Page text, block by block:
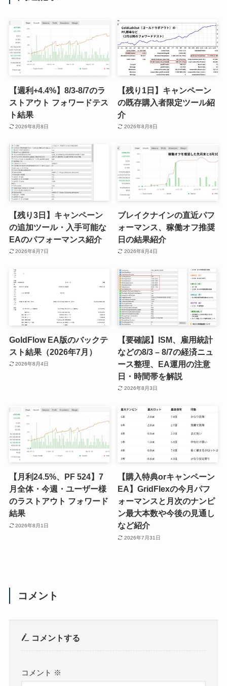
【週利+4.4%】8/3-8/7のラ
ストアウト フォワードテス
ト結果
2026年8月8日
【残り1日】キャンペーン
の既存購入者限定ツール紹
介
2026年8月8日
【残り3日】キャンペーン
の追加ツール・入手可能な
EAのパフォーマンス紹介
2026年8月7日
ブレイクナインの直近パフ
ォーマンス、稼働オフ推奨
日の結果紹介
2026年8月4日
GoldFlow EA版のバックテ
スト結果（2026年7月）
2026年8月4日
【要確認】ISM、雇用統計
などの8/3 – 8/7の経済ニュ
ース整理、EA運用の注意
日・時間帯を解説
2026年8月3日
【月利24.5%、PF 524】7
月全体・今週・ユーザー様
のラストアウト フォワード
結果
2026年8月1日
【購入特典orキャンペーン
EA】GridFlexの今月パフ
ォーマンスと月次のナンピ
ン最大本数や今後の見通し
など紹介
2026年7月31日
コメント
コメントする
コメント ※